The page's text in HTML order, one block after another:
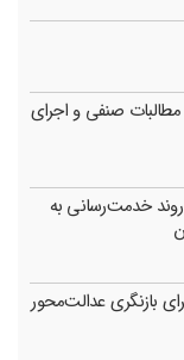
صنفی و اجرای
روند خدمت‌رسانی به
بازنگری عدالت‌محور